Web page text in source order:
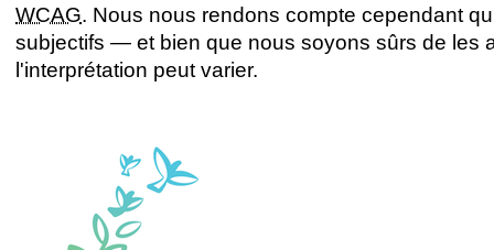
WCAG. Nous nous rendons compte cependant
subjectifs — et bien que nous soyons sûrs de les
l'interprétation peut varier.